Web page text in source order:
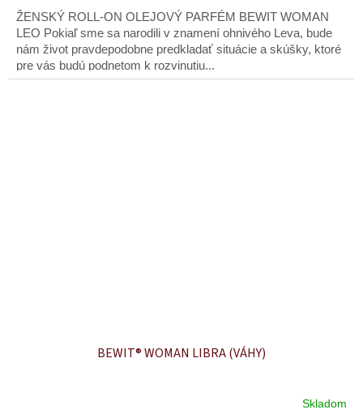
ŽENSKÝ ROLL-ON OLEJOVÝ PARFÉM BEWIT WOMAN
LEO Pokiaľ sme sa narodili v znamení ohnivého Leva, bude
nám život pravdepodobne predkladať situácie a skúšky, ktoré
pre vás budú podnetom k rozvinutiu...
BEWIT® WOMAN LIBRA (VÁHY)
Skladom